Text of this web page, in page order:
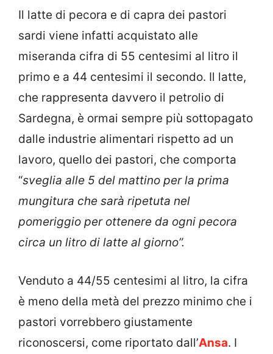
Il latte di pecora e di capra dei pastori
sardi viene infatti acquistato alle
miseranda cifra di 55 centesimi al litro il
primo e a 44 centesimi il secondo. Il latte,
che rappresenta davvero il petrolio di
Sardegna, è ormai sempre più sottopagato
dalle industrie alimentari rispetto ad un
lavoro, quello dei pastori, che comporta
“sveglia alle 5 del mattino per la prima
mungitura che sarà ripetuta nel
pomeriggio per ottenere da ogni pecora
circa un litro di latte al giorno”.
Venduto a 44/55 centesimi al litro, la cifra
è meno della metà del prezzo minimo che i
pastori vorrebbero giustamente
riconoscersi, come riportato dall’Ansa. I